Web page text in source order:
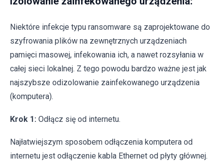
Niektóre infekcje typu ransomware są zaprojektowane do
szyfrowania plików na zewnętrznych urządzeniach
pamięci masowej, infekowania ich, a nawet rozsyłania w
całej sieci lokalnej. Z tego powodu bardzo ważne jest jak
najszybsze odizolowanie zainfekowanego urządzenia
(komputera).
Krok 1: Odłącz się od internetu.
Najłatwiejszym sposobem odłączenia komputera od
internetu jest odłączenie kabla Ethernet od płyty głównej.